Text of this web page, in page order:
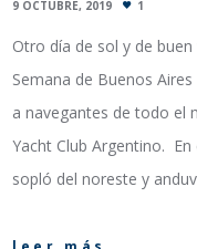
9 OCTUBRE, 2019 1
Otro día de sol y de
Semana de Buenos
a navegantes de todo el
Yacht Club Argentino.
sopló del noreste y